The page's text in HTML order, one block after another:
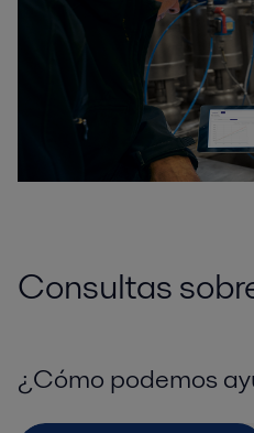
Consultas
¿Cómo podemos